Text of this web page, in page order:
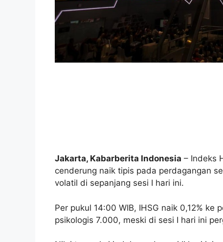
Jakarta, Kabarberita Indonesia – Indeks
cenderung naik tipis pada perdagangan
volatil di sepanjang sesi I hari ini.
Per pukul 14:00 WIB, IHSG naik 0,12%
psikologis 7.000, meski di sesi I hari ini